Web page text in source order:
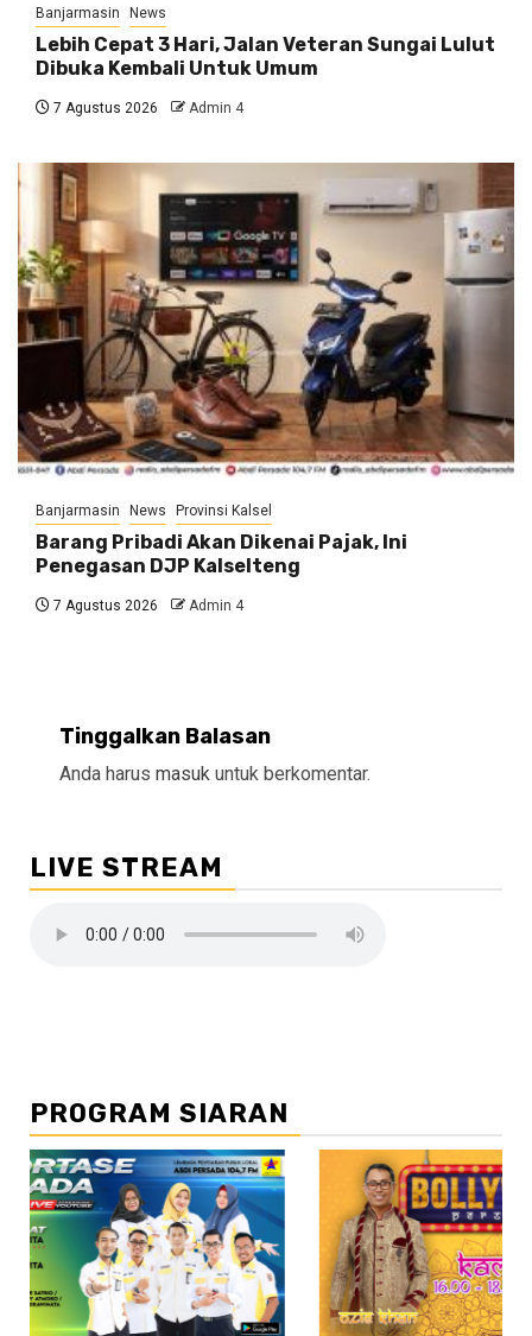
Banjarmasin News
Lebih Cepat 3 Hari, Jalan Veteran Sungai Lulut
Dibuka Kembali Untuk Umum
7 Agustus 2026 Admin 4
Banjarmasin News Provinsi Kalsel
Barang Pribadi Akan Dikenai Pajak, Ini
Penegasan DJP Kalselteng
7 Agustus 2026 Admin 4
Tinggalkan Balasan
Anda harus masuk untuk berkomentar.
LIVE STREAM
PROGRAM SIARAN
//2